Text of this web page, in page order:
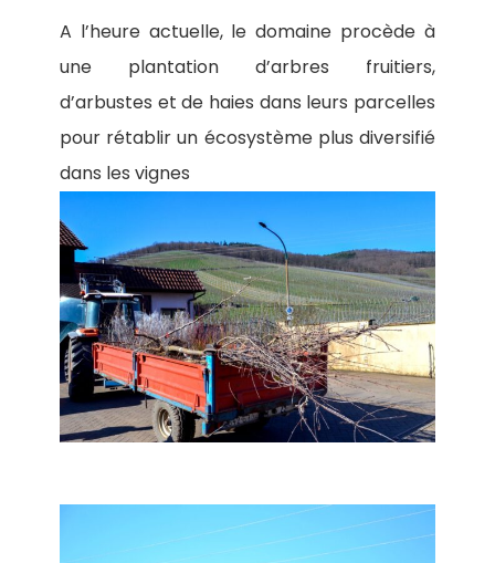
A l’heure actuelle, le domaine procède à
une plantation d’arbres fruitiers,
d’arbustes et de haies dans leurs parcelles
pour rétablir un écosystème plus diversifié
dans les vignes